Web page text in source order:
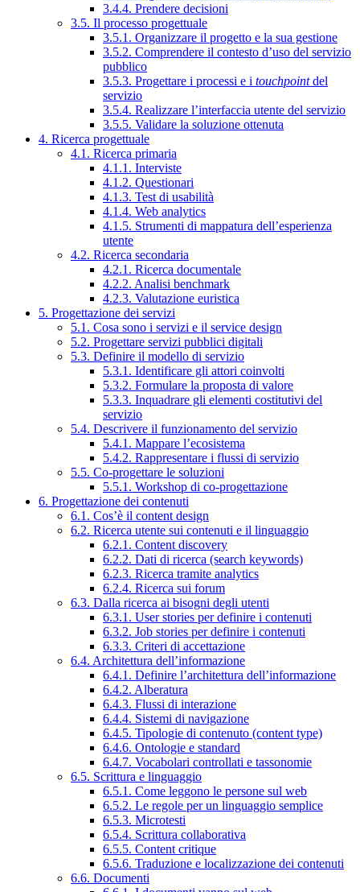
3.4.4. Prendere decisioni
3.5. Il processo progettuale
3.5.1. Organizzare il progetto e la sua gestione
3.5.2. Comprendere il contesto d’uso del servizio
pubblico
3.5.3. Progettare i processi e i touchpointdel
servizio
3.5.4. Realizzare l’interfaccia utente del servizio
3.5.5. Validare la soluzione ottenuta
4. Ricerca progettuale
4.1. Ricerca primaria
4.1.1. Interviste
4.1.2. Questionari
4.1.3. Test di usabilità
4.1.4. Web analytics
4.1.5. Strumenti di mappatura dell’esperienza
utente
4.2. Ricerca secondaria
4.2.1. Ricerca documentale
4.2.2. Analisi benchmark
4.2.3. Valutazione euristica
5. Progettazione dei servizi
5.1. Cosa sono i servizi e il service design
5.2. Progettare servizi pubblici digitali
5.3. Definire il modello di servizio
5.3.1. Identificare gli attori coinvolti
5.3.2. Formulare la proposta di valore
5.3.3. Inquadrare gli elementi costitutivi del
servizio
5.4. Descrivere il funzionamento del servizio
5.4.1. Mappare l’ecosistema
5.4.2. Rappresentare i flussi di servizio
5.5. Co-progettare le soluzioni
5.5.1. Workshop di co-progettazione
6. Progettazione dei contenuti
6.1. Cos’è il content design
6.2. Ricerca utente sui contenuti e il linguaggio
6.2.1. Content discovery
6.2.2. Dati di ricerca (search keywords)
6.2.3. Ricerca tramite analytics
6.2.4. Ricerca sui forum
6.3. Dalla ricerca ai bisogni degli utenti
6.3.1. User stories per definire i contenuti
6.3.2. Job stories per definire i contenuti
6.3.3. Criteri di accettazione
6.4. Architettura dell’informazione
6.4.1. Definire l’architettura dell’informazione
6.4.2. Alberatura
6.4.3. Flussi di interazione
6.4.4. Sistemi di navigazione
6.4.5. Tipologie di contenuto (content type)
6.4.6. Ontologie e standard
6.4.7. Vocabolari controllati e tassonomie
6.5. Scrittura e linguaggio
6.5.1. Come leggono le persone sul web
6.5.2. Le regole per un linguaggio semplice
6.5.3. Microtesti
6.5.4. Scrittura collaborativa
6.5.5. Content critique
6.5.6. Traduzione e localizzazione dei contenuti
6.6. Documenti